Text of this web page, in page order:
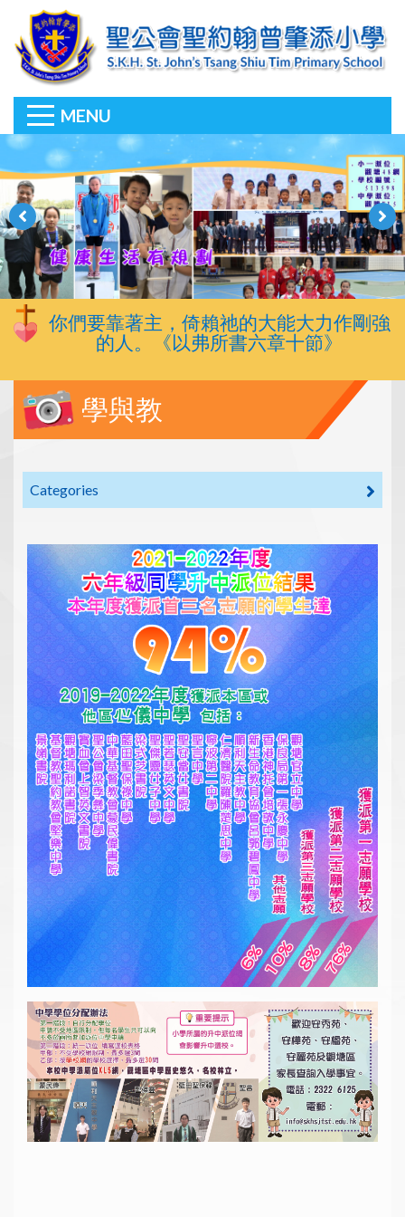
MENU
你們要靠著主，倚賴祂的大能大力作剛強
的人。《以弗所書六章十節》
學與教
Categories